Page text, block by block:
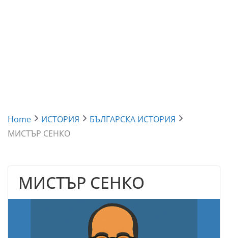
Home ИСТОРИЯ
БЪЛГАРСКА ИСТОРИЯ
МИСТЪР СЕНКО
МИСТЪР СЕНКО